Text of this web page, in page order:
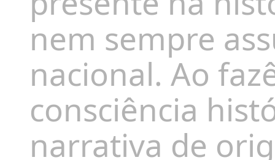
nem sempre
nacional. Ao
consciência
narrativa de